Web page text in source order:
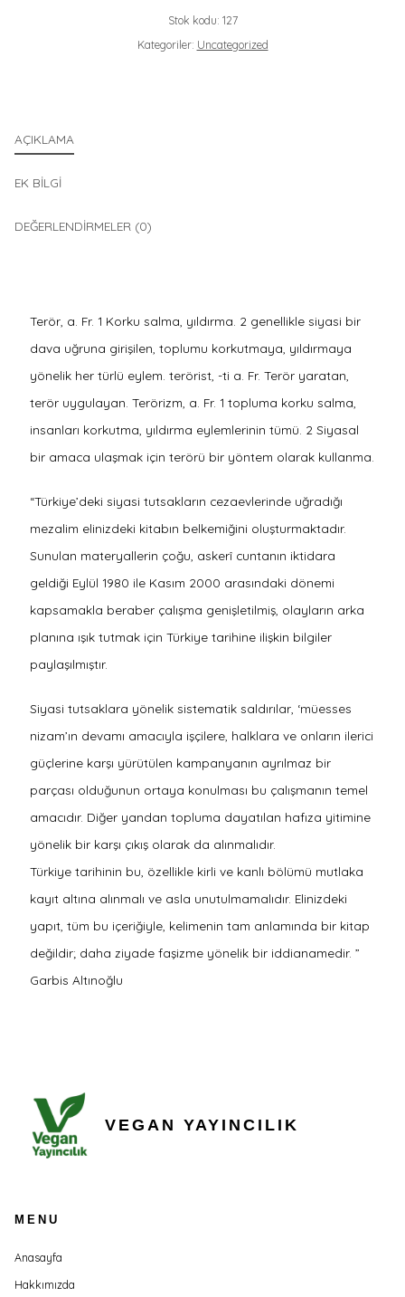
Stok kodu: 127
Kategoriler: Uncategorized
AÇIKLAMA
EK BILGI
DEĞERLENDIRMELER (0)
Terör, a. Fr. 1 Korku salma, yıldırma. 2 genellikle siyasi bir
dava uğruna girişilen, toplumu korkutmaya, yıldırmaya
yönelik her türlü eylem. terörist, -ti a. Fr. Terör yaratan,
terör uygulayan. Terörizm, a. Fr. 1 topluma korku salma,
insanları korkutma, yıldırma eylemlerinin tümü. 2 Siyasal
bir amaca ulaşmak için terörü bir yöntem olarak kullanma.
“Türkiye’deki siyasi tutsakların cezaevlerinde uğradığı
mezalim elinizdeki kitabın belkemiğini oluşturmaktadır.
Sunulan materyallerin çoğu, askerî cuntanın iktidara
geldiği Eylül 1980 ile Kasım 2000 arasındaki dönemi
kapsamakla beraber çalışma genişletilmiş, olayların arka
planına ışık tutmak için Türkiye tarihine ilişkin bilgiler
paylaşılmıştır.
Siyasi tutsaklara yönelik sistematik saldırılar, ‘müesses
nizam’ın devamı amacıyla işçilere, halklara ve onların ilerici
güçlerine karşı yürütülen kampanyanın ayrılmaz bir
parçası olduğunun ortaya konulması bu çalışmanın temel
amacıdır. Diğer yandan topluma dayatılan hafıza yitimine
yönelik bir karşı çıkış olarak da alınmalıdır.
Türkiye tarihinin bu, özellikle kirli ve kanlı bölümü mutlaka
kayıt altına alınmalı ve asla unutulmamalıdır. Elinizdeki
yapıt, tüm bu içeriğiyle, kelimenin tam anlamında bir kitap
değildir; daha ziyade faşizme yönelik bir iddianamedir. ”
Garbis Altınoğlu
VEGAN YAYINCILIK
MENU
Anasayfa
Hakkımızda